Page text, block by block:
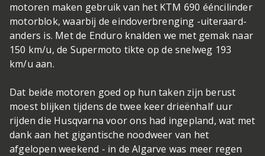
motoren maken gebruik van het KTM 690 ééncilinder
motorblok, waarbij de eindoverbrenging -uiteraard-
anders is. Met de Enduro knalden we met gemak naar
150 km/u, de Supermoto tikte op de snelweg 193
km/u aan.
Dat beide motoren goed op hun taken zijn berust
moest blijken tijdens de twee keer drieënhalf uur
rijden die Husqvarna voor ons had ingepland, wat met
dank aan het gigantische noodweer van het
afgelopen weekend - in de Algarve was meer regen